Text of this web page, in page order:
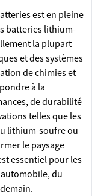
est en pleine
batteries lithium-
la plupart
et des systèmes
de chimies et
à la
de durabilité
telles que les
lithium-soufre ou
le paysage
essentiel pour les
du